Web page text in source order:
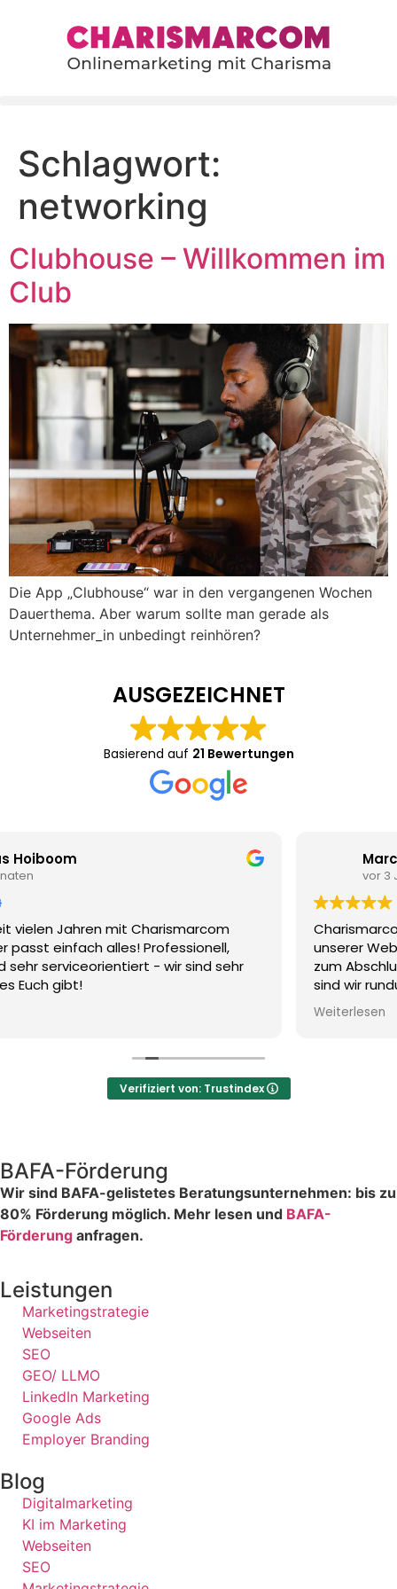
Schlagwort:
networking
Clubhouse – Willkommen im
Club
Die App „Clubhouse“ war in den vergangenen Wochen
Dauerthema. Aber warum sollte man gerade als
Unternehmer_in unbedingt reinhören?
AUSGEZEICHNET
Basierend auf 21 Bewertungen
Charismarcom hat uns bestens bei der
unserer Website unterstützt. Von der
zum Abschluss des Projekts und der
Wir freuen uns auf eine weitere
neuen Projekten und können das Team-
Verifiziert von: Trustindex
BAFA-Förderung
Wir sind BAFA-gelistetes Beratungsunternehmen: bis zu
80% Förderung möglich. Mehr lesen und BAFA-
Förderung anfragen.
Leistungen
Marketingstrategie
Webseiten
SEO
GEO/ LLMO
LinkedIn Marketing
Google Ads
Employer Branding
Blog
Digitalmarketing
KI im Marketing
Webseiten
SEO